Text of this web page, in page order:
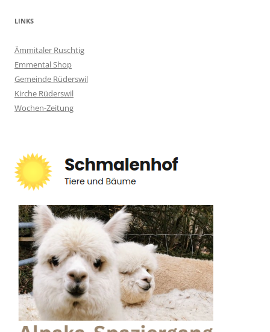
LINKS
Ämmitaler Ruschtig
Emmental Shop
Gemeinde Rüderswil
Kirche Rüderswil
Wochen-Zeitung